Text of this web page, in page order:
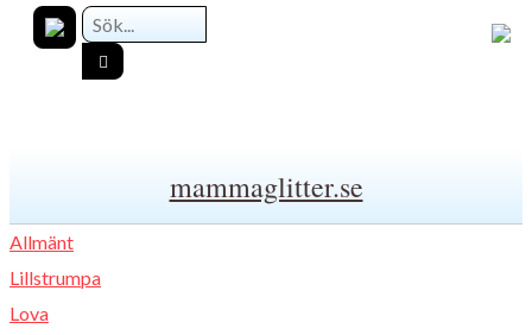
mammaglitter.se
Allmänt
Lillstrumpa
Lova